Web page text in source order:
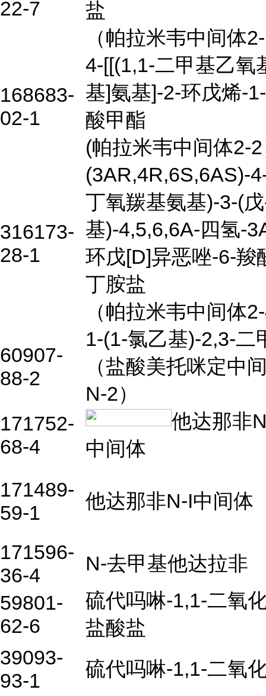
22-7
盐
（帕拉米韦中间体
168683-
02-1
4-[[(1,1-二甲基乙氧
基]氨基]-2-环戊烯-
酸甲酯
(帕拉米韦中间体2-
316173-
28-1
(3AR,4R,6S,6AS)-
丁氧羰基氨基)-3-(
基)-4,5,6,6A-四氢-
环戊[D]异恶唑-6-羧
丁胺盐
（帕拉米韦中间体
60907-
88-2
1-(1-氯乙基)-2,3-二
（盐酸美托咪定中
N-2）
171752-
68-4
他达那非
中间体
171489-
59-1
他达那非N-I中间体
171596-
36-4
N-去甲基他达拉非
59801-
62-6
硫代吗啉-1,1-二氧
盐酸盐
39093-
93-1
硫代吗啉-1,1-二氧